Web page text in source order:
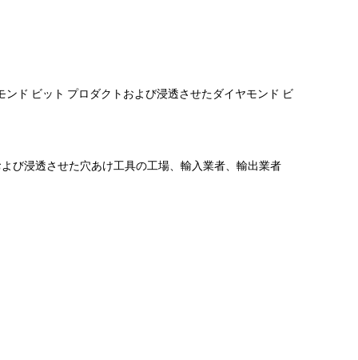
ド ビット プロダクトおよび浸透させたダイヤモンド ビ
び浸透させた穴あけ工具の工場、輸入業者、輸出業者